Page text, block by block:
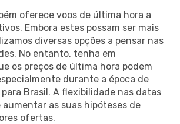
oferece voos de última hora a
Embora estes possam ser mais
diversas opções a pensar nas
No entanto, tenha em
os preços de última hora podem
durante a época de
Brasil. A flexibilidade nas datas
aumentar as suas hipóteses de
ofertas.